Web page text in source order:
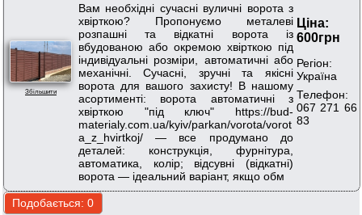
Збільшити
Вам необхідні сучасні вуличні ворота з
хвірткою? Пропонуємо металеві
розпашні та відкатні ворота із
вбудованою або окремою хвірткою під
індивідуальні розміри, автоматичні або
механічні. Сучасні, зручні та якісні
ворота для вашого захисту! В нашому
асортименті: ворота автоматичні з
хвірткою "під ключ" https://bud-
materialy.com.ua/kyiv/parkan/vorota/vorot
a_z_hvirtkoj/ — все продумано до
деталей: конструкція, фурнітура,
автоматика, колір; відсувні (відкатні)
ворота — ідеальний варіант, якщо обм
Ціна:
600грн
Регіон:
Україна
Телефон:
067 271 66
83